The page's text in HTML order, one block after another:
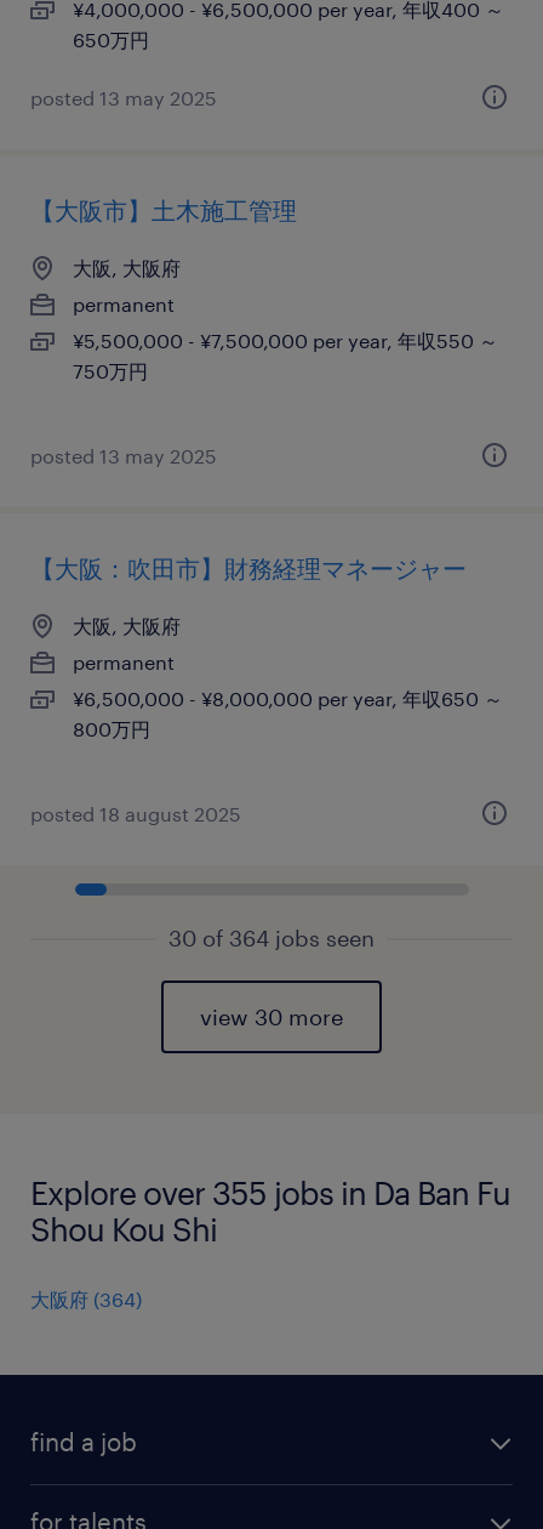
¥4,000,000 - ¥6,500,000 per year, 年収400 ～
650万円
posted 13 may 2025
【大阪市】土木施工管理
大阪, 大阪府
permanent
¥5,500,000 - ¥7,500,000 per year, 年収550 ～
750万円
posted 13 may 2025
【大阪：吹田市】財務経理マネージャー
大阪, 大阪府
permanent
¥6,500,000 - ¥8,000,000 per year, 年収650 ～
800万円
posted 18 august 2025
30 of 364 jobs seen
view 30 more
Explore over 355 jobs in Da Ban Fu
Shou Kou Shi
大阪府 (364)
find a job
for talents